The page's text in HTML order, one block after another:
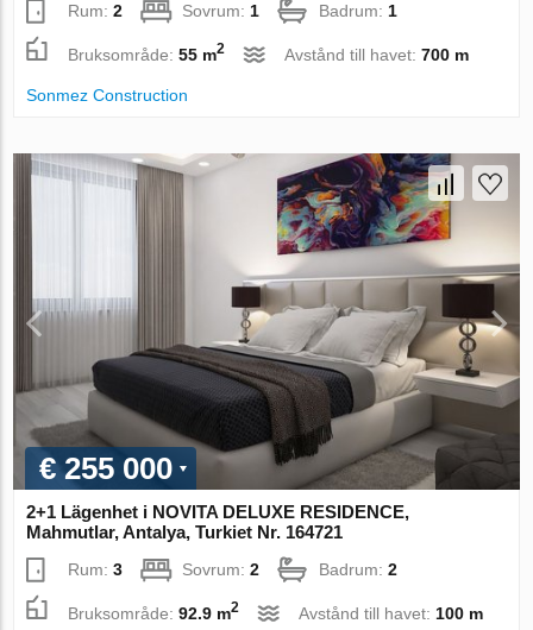
Rum:2 Sovrum: 1 Badrum: 1
Bruksområde:55 m2 Avstånd till havet:700 m
Sonmez Construction
€ 255 000
2+1 Lägenhet i NOVITA DELUXE RESIDENCE,
Mahmutlar, Antalya, Turkiet Nr. 164721
Rum:3 Sovrum:2 Badrum:2
Bruksområde:92.9 m2 Avstånd till havet: 100 m